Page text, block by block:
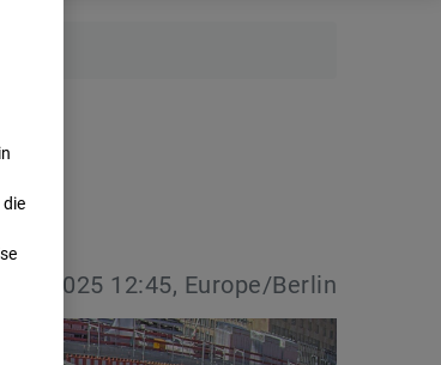
12:45, Europe/Berlin
die